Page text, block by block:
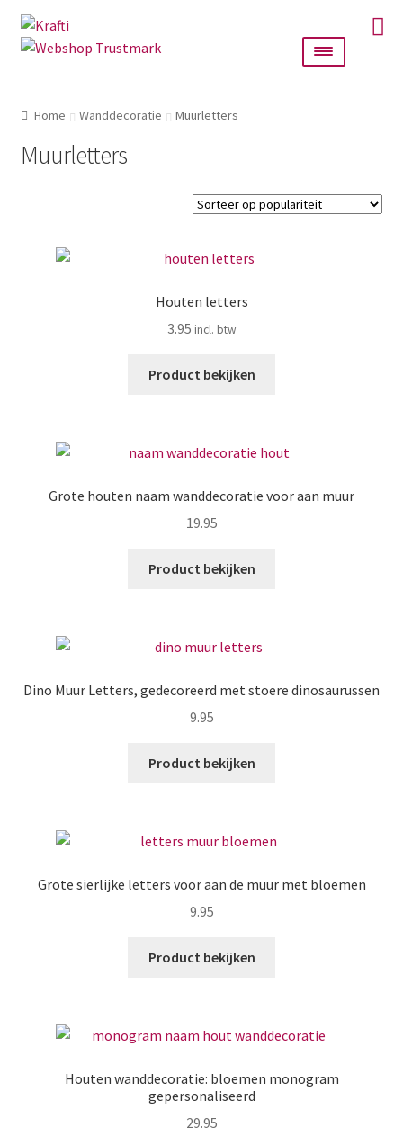
Ga
door
Ga
naar
Zoeken
Home Wanddecoratie Muurletters
Muurletters
Houten letters
3.95
Product bekijken
Grote houten naam wanddecoratie voor aan muur
19.95
Product bekijken
Dino Muur Letters, gedecoreerd met stoere dinosaurussen
9.95
Product bekijken
Grote sierlijke letters voor aan de muur met bloemen
9.95
Product bekijken
Houten wanddecoratie: bloemen monogram
gepersonaliseerd
29.95